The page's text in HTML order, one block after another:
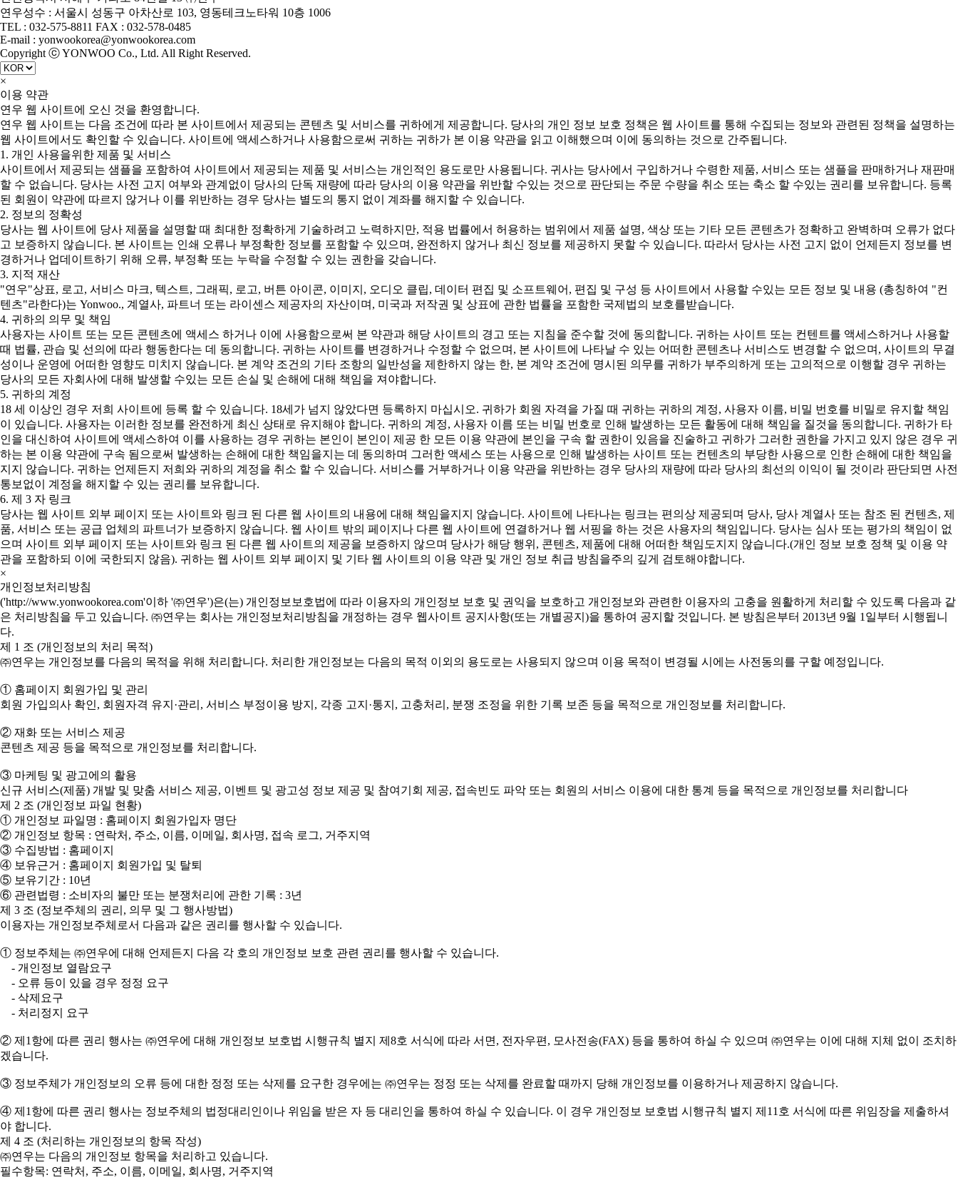
연우성수 : 서울시 성동구 아차산로 103, 영동테크노타워 10층 1006
TEL : 032-575-8811 FAX : 032-578-0485
E-mail : yonwookorea@yonwookorea.com
Copyright ⓒ YONWOO Co., Ltd. All Right Reserved.
×
이용 약관
연우 웹 사이트에 오신 것을 환영합니다.
연우 웹 사이트는 다음 조건에 따라 본 사이트에서 제공되는 콘텐츠 및 서비스를 귀하에게 제공합니다. 당사의 개인 정보 보호 정책은 웹 사이트를 통해 수집되는 정보와 관련된 정책을 설명하는
웹 사이트에서도 확인할 수 있습니다. 사이트에 액세스하거나 사용함으로써 귀하는 귀하가 본 이용 약관을 읽고 이해했으며 이에 동의하는 것으로 간주됩니다.
1. 개인 사용을위한 제품 및 서비스
사이트에서 제공되는 샘플을 포함하여 사이트에서 제공되는 제품 및 서비스는 개인적인 용도로만 사용됩니다. 귀사는 당사에서 구입하거나 수령한 제품, 서비스 또는 샘플을 판매하거나 재판매
할 수 없습니다. 당사는 사전 고지 여부와 관계없이 당사의 단독 재량에 따라 당사의 이용 약관을 위반할 수있는 것으로 판단되는 주문 수량을 취소 또는 축소 할 수있는 권리를 보유합니다. 등록
된 회원이 약관에 따르지 않거나 이를 위반하는 경우 당사는 별도의 통지 없이 계좌를 해지할 수 있습니다.
2. 정보의 정확성
당사는 웹 사이트에 당사 제품을 설명할 때 최대한 정확하게 기술하려고 노력하지만, 적용 법률에서 허용하는 범위에서 제품 설명, 색상 또는 기타 모든 콘텐츠가 정확하고 완벽하며 오류가 없다
고 보증하지 않습니다. 본 사이트는 인쇄 오류나 부정확한 정보를 포함할 수 있으며, 완전하지 않거나 최신 정보를 제공하지 못할 수 있습니다. 따라서 당사는 사전 고지 없이 언제든지 정보를 변
경하거나 업데이트하기 위해 오류, 부정확 또는 누락을 수정할 수 있는 권한을 갖습니다.
3. 지적 재산
"연우"상표, 로고, 서비스 마크, 텍스트, 그래픽, 로고, 버튼 아이콘, 이미지, 오디오 클립, 데이터 편집 및 소프트웨어, 편집 및 구성 등 사이트에서 사용할 수있는 모든 정보 및 내용 (총칭하여 "컨
텐츠"라한다)는 Yonwoo., 계열사, 파트너 또는 라이센스 제공자의 자산이며, 미국과 저작권 및 상표에 관한 법률을 포함한 국제법의 보호를받습니다.
4. 귀하의 의무 및 책임
사용자는 사이트 또는 모든 콘텐츠에 액세스 하거나 이에 사용함으로써 본 약관과 해당 사이트의 경고 또는 지침을 준수할 것에 동의합니다. 귀하는 사이트 또는 컨텐트를 액세스하거나 사용할
때 법률, 관습 및 선의에 따라 행동한다는 데 동의합니다. 귀하는 사이트를 변경하거나 수정할 수 없으며, 본 사이트에 나타날 수 있는 어떠한 콘텐츠나 서비스도 변경할 수 없으며, 사이트의 무결
성이나 운영에 어떠한 영향도 미치지 않습니다. 본 계약 조건의 기타 조항의 일반성을 제한하지 않는 한, 본 계약 조건에 명시된 의무를 귀하가 부주의하게 또는 고의적으로 이행할 경우 귀하는
당사의 모든 자회사에 대해 발생할 수있는 모든 손실 및 손해에 대해 책임을 져야합니다.
5. 귀하의 계정
18 세 이상인 경우 저희 사이트에 등록 할 수 있습니다. 18세가 넘지 않았다면 등록하지 마십시오. 귀하가 회원 자격을 가질 때 귀하는 귀하의 계정, 사용자 이름, 비밀 번호를 비밀로 유지할 책임
이 있습니다. 사용자는 이러한 정보를 완전하게 최신 상태로 유지해야 합니다. 귀하의 계정, 사용자 이름 또는 비밀 번호로 인해 발생하는 모든 활동에 대해 책임을 질것을 동의합니다. 귀하가 타
인을 대신하여 사이트에 액세스하여 이를 사용하는 경우 귀하는 본인이 본인이 제공 한 모든 이용 약관에 본인을 구속 할 권한이 있음을 진술하고 귀하가 그러한 권한을 가지고 있지 않은 경우 귀
하는 본 이용 약관에 구속 됨으로써 발생하는 손해에 대한 책임을지는 데 동의하며 그러한 액세스 또는 사용으로 인해 발생하는 사이트 또는 컨텐츠의 부당한 사용으로 인한 손해에 대한 책임을
지지 않습니다. 귀하는 언제든지 저희와 귀하의 계정을 취소 할 수 있습니다. 서비스를 거부하거나 이용 약관을 위반하는 경우 당사의 재량에 따라 당사의 최선의 이익이 될 것이라 판단되면 사전
통보없이 계정을 해지할 수 있는 권리를 보유합니다.
6. 제 3 자 링크
당사는 웹 사이트 외부 페이지 또는 사이트와 링크 된 다른 웹 사이트의 내용에 대해 책임을지지 않습니다. 사이트에 나타나는 링크는 편의상 제공되며 당사, 당사 계열사 또는 참조 된 컨텐츠, 제
품, 서비스 또는 공급 업체의 파트너가 보증하지 않습니다. 웹 사이트 밖의 페이지나 다른 웹 사이트에 연결하거나 웹 서핑을 하는 것은 사용자의 책임입니다. 당사는 심사 또는 평가의 책임이 없
으며 사이트 외부 페이지 또는 사이트와 링크 된 다른 웹 사이트의 제공을 보증하지 않으며 당사가 해당 행위, 콘텐츠, 제품에 대해 어떠한 책임도지지 않습니다.(개인 정보 보호 정책 및 이용 약
관을 포함하되 이에 국한되지 않음). 귀하는 웹 사이트 외부 페이지 및 기타 웹 사이트의 이용 약관 및 개인 정보 취급 방침을주의 깊게 검토해야합니다.
×
개인정보처리방침
('http://www.yonwookorea.com'이하 '㈜연우')은(는) 개인정보보호법에 따라 이용자의 개인정보 보호 및 권익을 보호하고 개인정보와 관련한 이용자의 고충을 원활하게 처리할 수 있도록 다음과 같
은 처리방침을 두고 있습니다. ㈜연우는 회사는 개인정보처리방침을 개정하는 경우 웹사이트 공지사항(또는 개별공지)을 통하여 공지할 것입니다. 본 방침은부터 2013년 9월 1일부터 시행됩니
다.
제 1 조 (개인정보의 처리 목적)
㈜연우는 개인정보를 다음의 목적을 위해 처리합니다. 처리한 개인정보는 다음의 목적 이외의 용도로는 사용되지 않으며 이용 목적이 변경될 시에는 사전동의를 구할 예정입니다.
① 홈페이지 회원가입 및 관리
회원 가입의사 확인, 회원자격 유지·관리, 서비스 부정이용 방지, 각종 고지·통지, 고충처리, 분쟁 조정을 위한 기록 보존 등을 목적으로 개인정보를 처리합니다.
② 재화 또는 서비스 제공
콘텐츠 제공 등을 목적으로 개인정보를 처리합니다.
③ 마케팅 및 광고에의 활용
신규 서비스(제품) 개발 및 맞춤 서비스 제공, 이벤트 및 광고성 정보 제공 및 참여기회 제공, 접속빈도 파악 또는 회원의 서비스 이용에 대한 통계 등을 목적으로 개인정보를 처리합니다
제 2 조 (개인정보 파일 현황)
① 개인정보 파일명 : 홈페이지 회원가입자 명단
② 개인정보 항목 : 연락처, 주소, 이름, 이메일, 회사명, 접속 로그, 거주지역
③ 수집방법 : 홈페이지
④ 보유근거 : 홈페이지 회원가입 및 탈퇴
⑤ 보유기간 : 10년
⑥ 관련법령 : 소비자의 불만 또는 분쟁처리에 관한 기록 : 3년
제 3 조 (정보주체의 권리, 의무 및 그 행사방법)
이용자는 개인정보주체로서 다음과 같은 권리를 행사할 수 있습니다.
① 정보주체는 ㈜연우에 대해 언제든지 다음 각 호의 개인정보 보호 관련 권리를 행사할 수 있습니다.
- 개인정보 열람요구
- 오류 등이 있을 경우 정정 요구
- 삭제요구
- 처리정지 요구
② 제1항에 따른 권리 행사는 ㈜연우에 대해 개인정보 보호법 시행규칙 별지 제8호 서식에 따라 서면, 전자우편, 모사전송(FAX) 등을 통하여 하실 수 있으며 ㈜연우는 이에 대해 지체 없이 조치하
겠습니다.
③ 정보주체가 개인정보의 오류 등에 대한 정정 또는 삭제를 요구한 경우에는 ㈜연우는 정정 또는 삭제를 완료할 때까지 당해 개인정보를 이용하거나 제공하지 않습니다.
④ 제1항에 따른 권리 행사는 정보주체의 법정대리인이나 위임을 받은 자 등 대리인을 통하여 하실 수 있습니다. 이 경우 개인정보 보호법 시행규칙 별지 제11호 서식에 따른 위임장을 제출하셔
야 합니다.
제 4 조 (처리하는 개인정보의 항목 작성)
㈜연우는 다음의 개인정보 항목을 처리하고 있습니다.
필수항목: 연락처, 주소, 이름, 이메일, 회사명, 거주지역